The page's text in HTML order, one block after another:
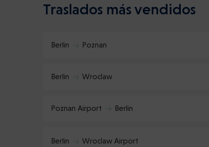
Traslados más vendidos
Berlin Poznan
Berlin Wroclaw
Poznan Airport Berlin
Berlin Wroclaw Airport